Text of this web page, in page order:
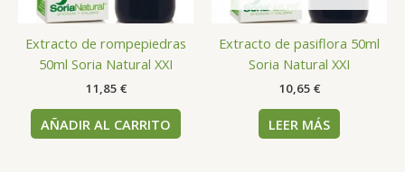
Extracto de rompepiedras
50ml Soria Natural XXI
11,85 €
AÑADIR AL CARRITO
Extracto de pasiflora 50ml
Soria Natural XXI
10,65 €
LEER MÁS